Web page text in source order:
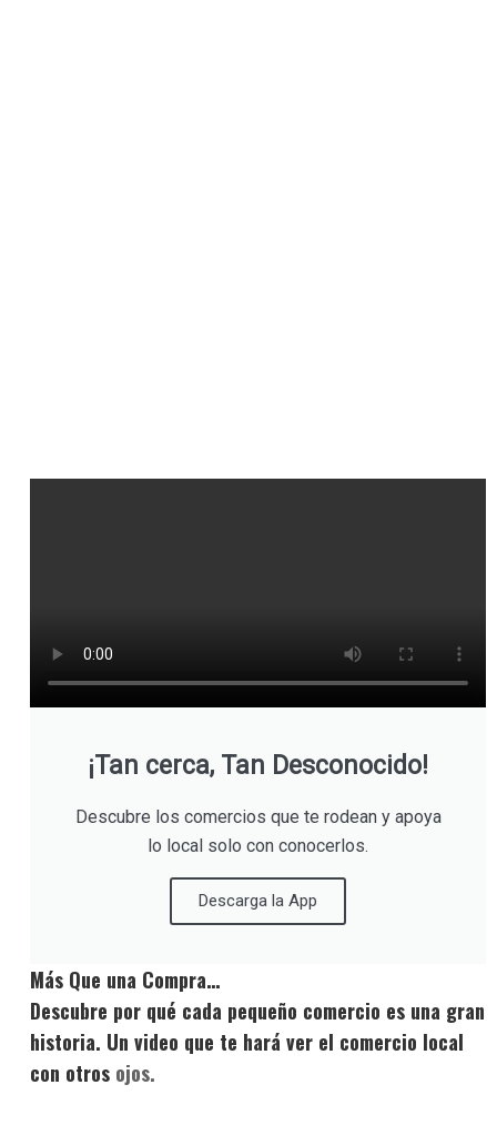
¡Tan cerca, Tan Desconocido!
Descubre los comercios que te rodean y apoya
lo local solo con conocerlos.
Descarga la App
Más Que una Compra…
Descubre por qué cada pequeño comercio es una gran
historia. Un video que te hará ver el comercio local
con otros ojos.